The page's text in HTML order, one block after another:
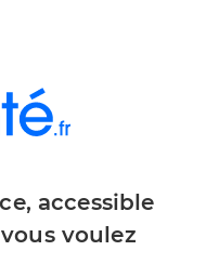
accessible
voulez